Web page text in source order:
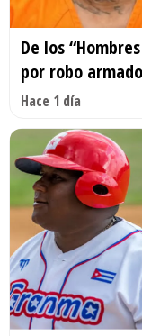
De los
por robo
Hace 1 día